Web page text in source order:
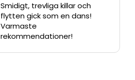
Smidigt, trevliga killar och
flytten gick som en dans!
Varmaste
rekommendationer!